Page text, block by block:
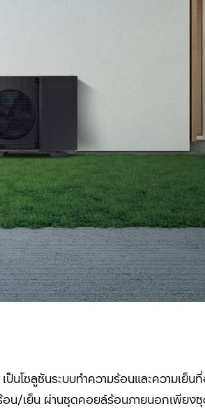
เป็นโซลูชันระบบทำความร้อนและความเย็
น/เย็น ผ่านชุดคอยล์ร้อนภายนอกเพียงชุด